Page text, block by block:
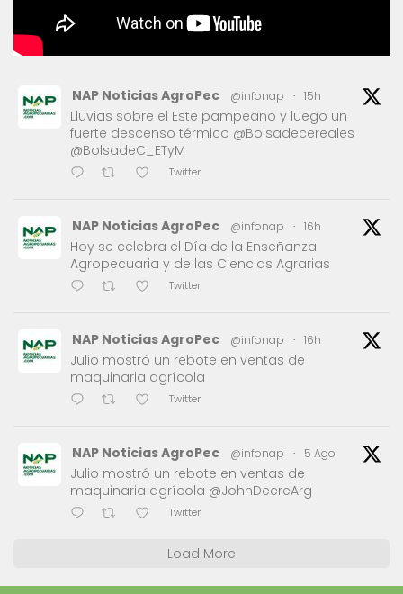
NAP Noticias AgroPec @infonap · 15h
Lluvias sobre el Este pampeano y luego un
fuerte descenso térmico @Bolsadecereales
@BolsadeC_ETyM
Twitter
NAP Noticias AgroPec @infonap · 16h
Hoy se celebra el Día de la Enseñanza
Agropecuaria y de las Ciencias Agrarias
Twitter
NAP Noticias AgroPec @infonap · 16h
Julio mostró un rebote en ventas de
maquinaria agrícola
Twitter
NAP Noticias AgroPec @infonap · 5 Ago
Julio mostró un rebote en ventas de
maquinaria agrícola @JohnDeereArg
Twitter
Load More